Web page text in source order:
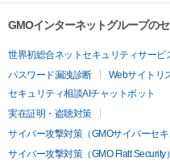
GMOインターネットグループの
世界初総合ネットセキュリティサービ
パスワード漏洩診断
Webサイトリ
セキュリティ相談AIチャットボット
実在証明・盗聴対策
サイバー攻撃対策（GMOサイバーセキ
サイバー攻撃対策（GMO Flatt Security）